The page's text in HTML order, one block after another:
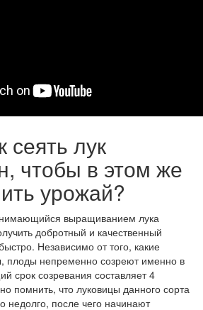
сеять лук
чтобы в этом же
урожай?
выращиванием лука
добротный и качественный
Независимо от того, какие
плоды непременно созреют именно в
срок созревания составляет 4
помнить, что луковицы данного сорта
недолго, после чего начинают